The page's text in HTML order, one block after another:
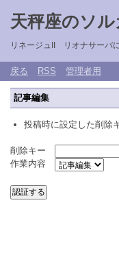
天秤座のソル
リネージュII リオナサーバ
戻る RSS 管理者用
記事編集
投稿時に設定した削除
削除キー
作業内容